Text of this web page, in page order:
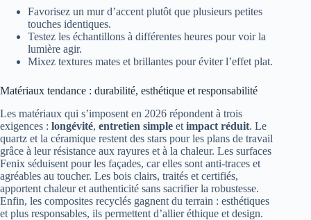
Favorisez un mur d’accent plutôt que plusieurs petites
touches identiques.
Testez les échantillons à différentes heures pour voir la
lumière agir.
Mixez textures mates et brillantes pour éviter l’effet plat.
Matériaux tendance : durabilité, esthétique et responsabilité
Les matériaux qui s’imposent en 2026 répondent à trois
exigences : longévité, entretien simple et impact réduit. Le
quartz et la céramique restent des stars pour les plans de travail
grâce à leur résistance aux rayures et à la chaleur. Les surfaces
Fenix séduisent pour les façades, car elles sont anti-traces et
agréables au toucher. Les bois clairs, traités et certifiés,
apportent chaleur et authenticité sans sacrifier la robustesse.
Enfin, les composites recyclés gagnent du terrain : esthétiques
et plus responsables, ils permettent d’allier éthique et design.